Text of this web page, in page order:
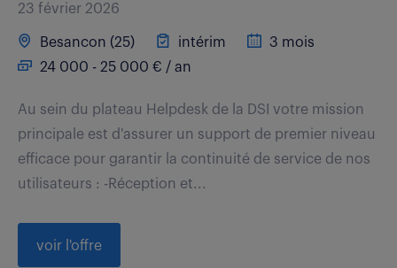
23 février 2026
Besancon (25) intérim
3 mois
24 000 - 25 000 € / an
Au sein du plateau Helpdesk de la DSI votre mission
principale est d'assurer un support de premier niveau
efficace pour garantir la continuité de service de nos
utilisateurs : -Réception et...
voir l'offre